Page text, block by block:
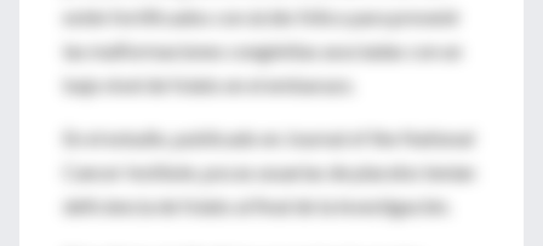
estén fortificados con ácido fólico para prevenir
las malformaciones congénitas asociadas con un
bajo nivel de folato en el embarazo.
En el estudio, publicado en Journal of the National
Cancer Institute, pocas usuarias de placebo tenían
deficiencia de folato al final de la investigación.